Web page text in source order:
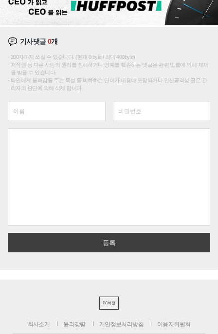
기사댓글0개
200자까지 쓰실 수 있습니다. (현재 0 byte / 최대 400byte)
저작권 등 다른 사람의 권리를 침해하거나 명예를 훼손하는 댓글은 관련 법률에 의해 제재
를 받을 수 있습니다.
타인에게 불쾌감을 주는 욕설 등 비하하는 단어가 내용에 포함되거나 인신공격성 글은 관
리자의 판단에 의해 삭제 합니다.
PC버전
회사소개 윤리강령 개인정보처리방침 이용자위원회